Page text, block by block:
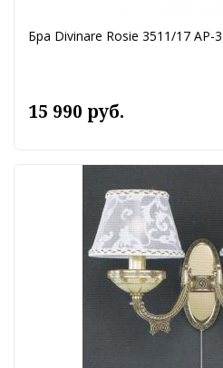
Бра Divinare Rosie 3511/17 AP-3
15 990 руб.